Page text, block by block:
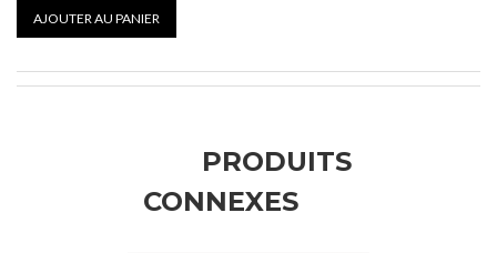
AJOUTER AU PANIER
PRODUITS
CONNEXES